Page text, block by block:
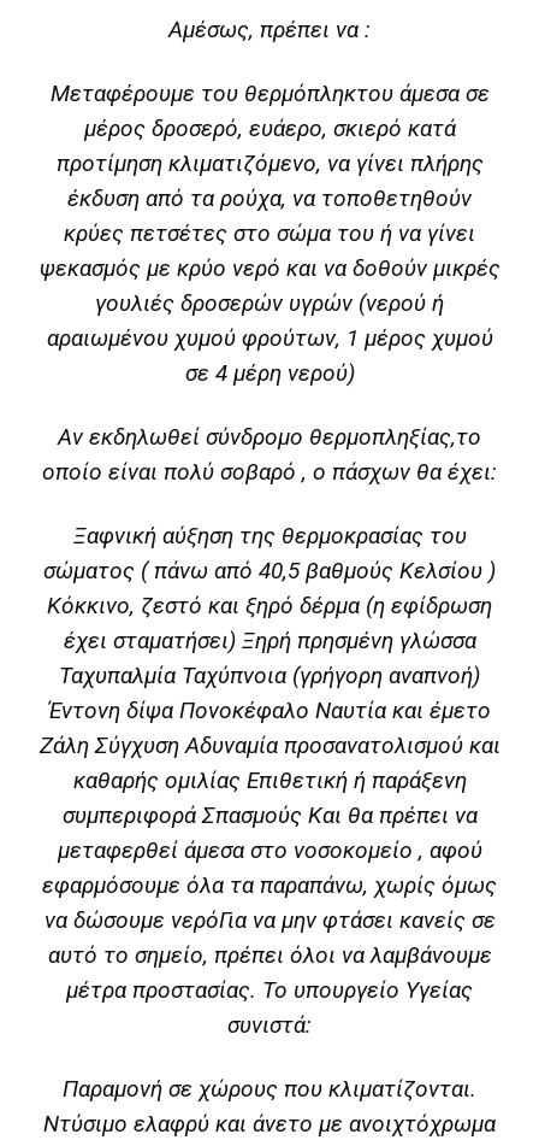
Αμέσως, πρέπει να :
Μεταφέρουμε του θερμόπληκτου άμεσα σε
μέρος δροσερό, ευάερο, σκιερό κατά
προτίμηση κλιματιζόμενο, να γίνει πλήρης
έκδυση από τα ρούχα, να τοποθετηθούν
κρύες πετσέτες στο σώμα του ή να γίνει
ψεκασμός με κρύο νερό και να δοθούν μικρές
γουλιές δροσερών υγρών (νερού ή
αραιωμένου χυμού φρούτων, 1 μέρος χυμού
σε 4 μέρη νερού)
Αν εκδηλωθεί σύνδρομο θερμοπληξίας,το
οποίο είναι πολύ σοβαρό , ο πάσχων θα έχει:
Ξαφνική αύξηση της θερμοκρασίας του
σώματος ( πάνω από 40,5 βαθμούς Κελσίου )
Κόκκινο, ζεστό και ξηρό δέρμα (η εφίδρωση
έχει σταματήσει) Ξηρή πρησμένη γλώσσα
Ταχυπαλμία Ταχύπνοια (γρήγορη αναπνοή)
Έντονη δίψα Πονοκέφαλο Ναυτία και έμετο
Ζάλη Σύγχυση Αδυναμία προσανατολισμού και
καθαρής ομιλίας Επιθετική ή παράξενη
συμπεριφορά Σπασμούς Και θα πρέπει να
μεταφερθεί άμεσα στο νοσοκομείο , αφού
εφαρμόσουμε όλα τα παραπάνω, χωρίς όμως
να δώσουμε νερόΓια να μην φτάσει κανείς σε
αυτό το σημείο, πρέπει όλοι να λαμβάνουμε
μέτρα προστασίας. Το υπουργείο Υγείας
συνιστά:
Παραμονή σε χώρους που κλιματίζονται.
Ντύσιμο ελαφρύ και άνετο με ανοιχτόχρωμα